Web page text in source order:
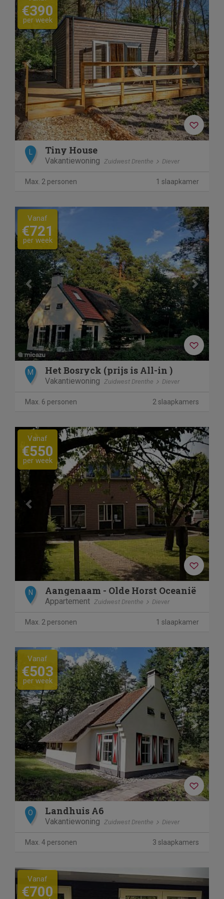
€390
per week
L Tiny House
Vakantiewoning Zuidwest Drenthe Diever
Max. 2 personen 1 slaapkamer
Previous Next
Vanaf
€721
per week
M Het Bosryck (prijs is All-in )
Vakantiewoning Zuidwest Drenthe Diever
Max. 6 personen 2 slaapkamers
Previous Next
Vanaf
€550
per week
N Aangenaam - Olde Horst Oceanië
Appartement Zuidwest Drenthe Diever
Max. 2 personen 1 slaapkamer
Previous Next
Vanaf
€503
per week
O Landhuis A6
Vakantiewoning Zuidwest Drenthe Diever
Max. 4 personen 3 slaapkamers
Previous
Vanaf
€700